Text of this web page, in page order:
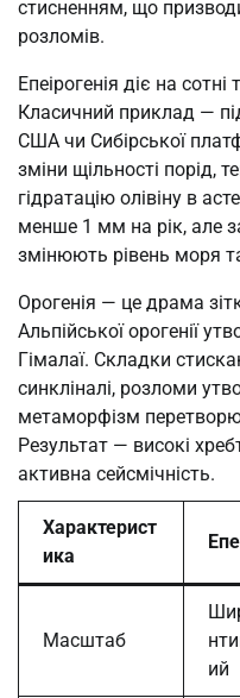
стисненням, що
розломів.
Епеірогенія діє на
Класичний приклад —
США чи Сибірської
зміни щільності порід,
гідратацію олівіну в
менше 1 мм на рік, але
змінюють рівень моря
Орогенія — це драма
Альпійської орогенії
Гімалаї. Складки
синкліналі, розломи
метаморфізм
Результат — високі
активна сейсмічність.
Характерист
ика
Масштаб
ий